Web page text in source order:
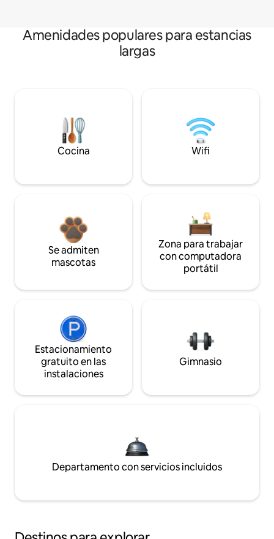
Amenidades populares para estancias
largas
Cocina Wifi
Se admiten
mascotas
Zona para trabajar
con computadora
portátil
Estacionamiento
gratuito en las
instalaciones
Gimnasio
Departamento con servicios incluidos